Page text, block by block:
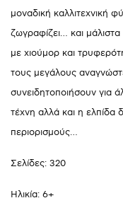
μοναδική καλλιτεχνική
ζωγραφίζει… και
με χιούμορ και
τους μεγάλους
συνειδητοποιήσουν για
τέχνη αλλά και η ελπίδα
περιορισμούς…
Σελίδες: 320
Ηλικία: 6+